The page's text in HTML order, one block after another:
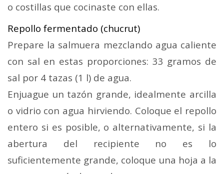
o costillas que cocinaste con ellas.
Repollo fermentado (chucrut)
Prepare la salmuera mezclando agua caliente
con sal en estas proporciones: 33 gramos de
sal por 4 tazas (1 l) de agua.
Enjuague un tazón grande, idealmente arcilla
o vidrio con agua hirviendo. Coloque el repollo
entero si es posible, o alternativamente, si la
abertura del recipiente no es lo
suficientemente grande, coloque una hoja a la